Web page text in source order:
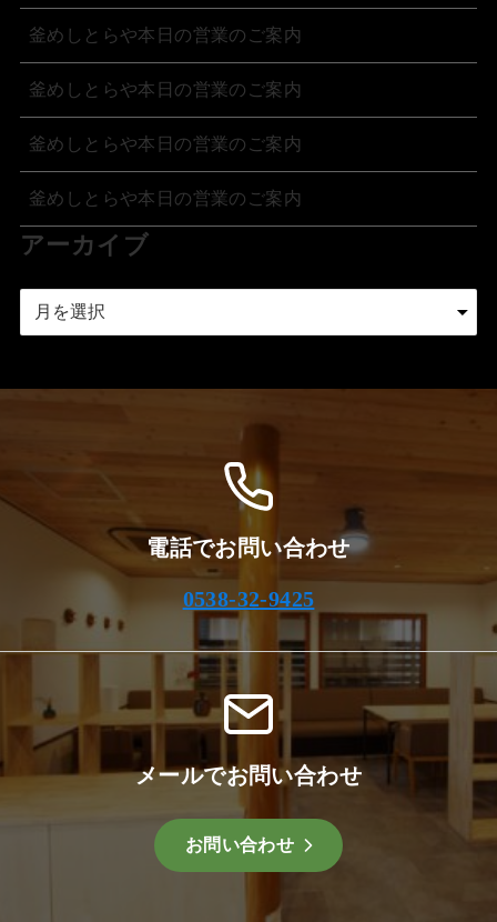
釜めしとらや本日の営業のご案内
釜めしとらや本日の営業のご案内
釜めしとらや本日の営業のご案内
釜めしとらや本日の営業のご案内
アーカイブ
電話でお問い合わせ
0538-32-9425
メールでお問い合わせ
お問い合わせ